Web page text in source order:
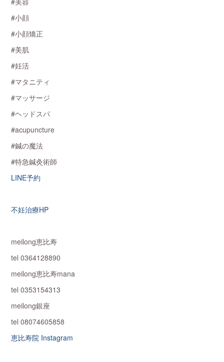
#小顔
#小顔矯正
#美肌
#妊活
#マタニティ
#マッサージ
#ヘッドスパ
#acupuncture
#鍼の魔法
#特急鍼灸術師
LINE予約
不妊治療HP
meilong恵比寿
tel 0364128890
meilong恵比寿mana
tel 0353154313
meilong銀座
tel 08074605858
恵比寿院 Instagram